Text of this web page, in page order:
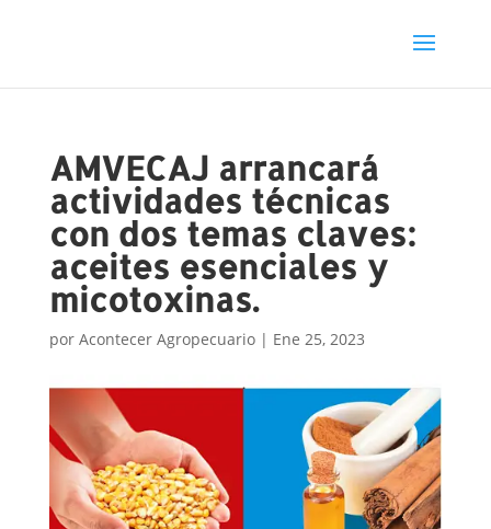
AMVECAJ arrancará
actividades técnicas
con dos temas claves:
aceites esenciales y
micotoxinas.
por Acontecer Agropecuario| Ene 25, 2023